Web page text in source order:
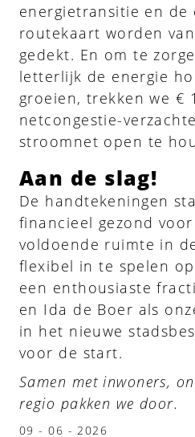
energietransitie en de
routekaart worden
gedekt. En om te
letterlijk de energie
groeien, trekken we €
netcongestie-
stroomnet open te
Aan de slag!
De handtekeningen
financieel gezond
voldoende ruimte in
flexibel in te spelen
een enthousiaste
en Ida de Boer als
in het nieuwe
voor de start.
Samen met inwoners,
regio pakken we door.
09 - 06 - 2026